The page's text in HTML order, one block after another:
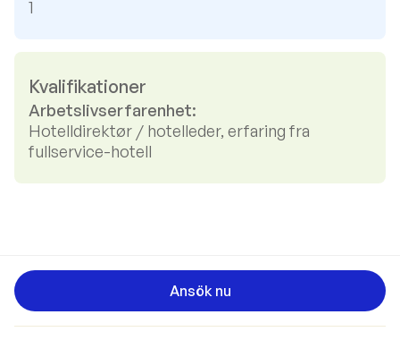
1
Kvalifikationer
Arbetslivserfarenhet:
Hotelldirektør / hotelleder, erfaring fra
fullservice-hotell
Ansök nu